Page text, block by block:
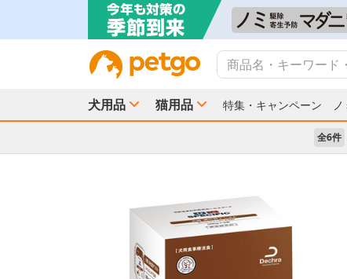
犬用品 猫用品 特集・キャンペーン
全6件